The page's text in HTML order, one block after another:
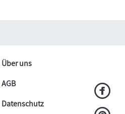
Über uns
AGB
Datenschutz